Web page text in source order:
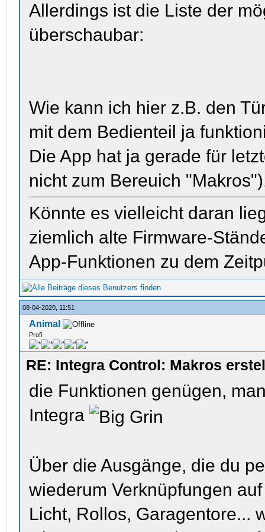
Allerdings ist die Liste der
überschaubar:
Wie kann ich hier z.B. den
mit dem Bedienteil ja
Die App hat ja gerade für
nicht zum Bereuich
Könnte es vielleicht daran
ziemlich alte Firmware-
App-Funktionen zu dem
08-04-2020, 11:51
Animal
Profi
RE: Integra Control: Makros
die Funktionen genügen,
Integra
Über die Ausgänge, die du
wiederum Verknüpfungen
Licht, Rollos, Garagentore...